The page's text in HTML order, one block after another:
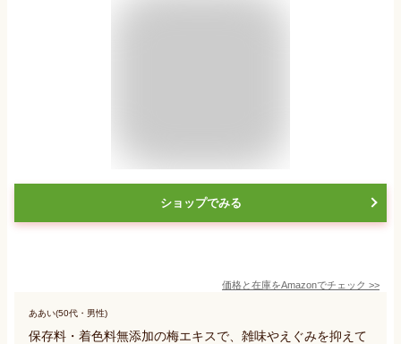
ショップでみる
価格と在庫をAmazonでチェック >>
ああい(50代・男性)
保存料・着色料無添加の梅エキスで、雑味やえぐみを抑えて